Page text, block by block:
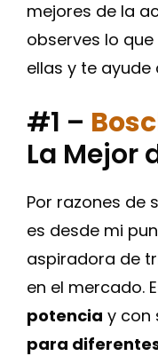
mejores de la
observes lo
ellas y te
#1 –
La Mejor
Por razones de
es desde mi
aspiradora de
en el mercado.
potencia y con
para